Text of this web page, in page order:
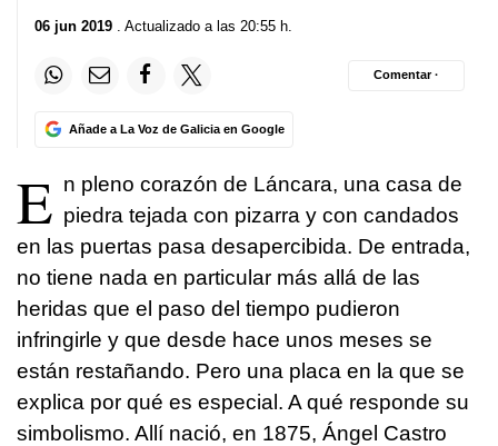
06 jun 2019 . Actualizado a las 20:55 h.
Añade a La Voz de Galicia en Google
Comentar ·
E n pleno corazón de Láncara, una casa de
piedra tejada con pizarra y con candados
en las puertas pasa desapercibida. De entrada,
no tiene nada en particular más allá de las
heridas que el paso del tiempo pudieron
infringirle y que desde hace unos meses se
están restañando. Pero una placa en la que se
explica por qué es especial. A qué responde su
simbolismo. Allí nació, en 1875, Ángel Castro